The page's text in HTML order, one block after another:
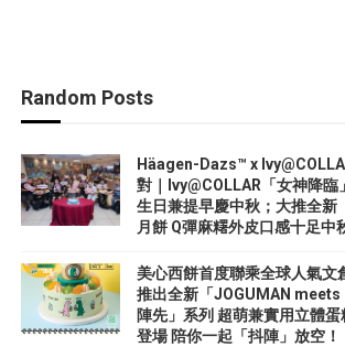
Random Posts
Häagen-Dazs™ x
對｜Ivy@COLLAR「女神降臨
生日兼提早慶中秋；大推全新
月餅 Q彈麻糬外皮口感十足中
美心西餅首度聯乘全球人氣文
推出全新「JOGUMAN meets
陣先」系列 超萌兼實用立體
登場 陪你一起「抖陣」放空！